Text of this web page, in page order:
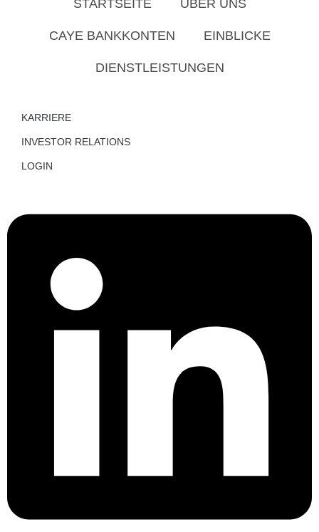
STARTSEITE ÜBER UNS
CAYE BANKKONTEN EINBLICKE
DIENSTLEISTUNGEN
KARRIERE
INVESTOR RELATIONS
LOGIN